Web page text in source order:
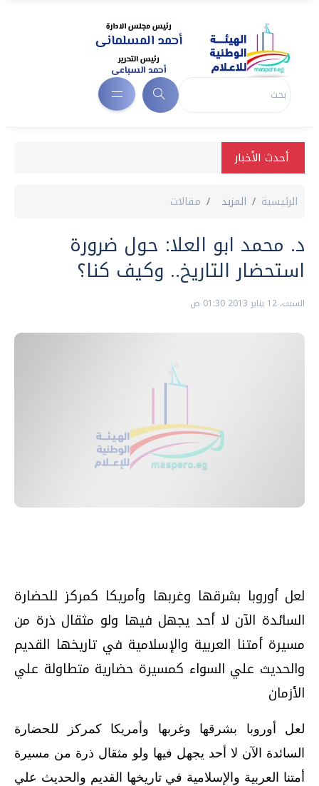
أحدث الأخبار
الرئيسية المزيد مقالات
د. محمد ابو العلا: حول ضرورة
استحضار التاريخ‏..‏ وكيف كنا؟
السبت، 12 يناير 2013 01:30 ص
لعل أوروبا بشرقها وغربها وأمريكا كمركز للحضارة
السائدة الآن لا أحد يجهل فيها ولو مثقال ذرة من
مسيرة أمتنا العربية والإسلامية في تاريخها القديم
والحديث علي السواء كمسيرة حضارية متطاولة علي
الأزمان‏
لعل أوروبا بشرقها وغربها وأمريكا كمركز للحضارة
السائدة الآن لا أحد يجهل فيها ولو مثقال ذرة من مسيرة
أمتنا العربية والإسلامية في تاريخها القديم والحديث علي